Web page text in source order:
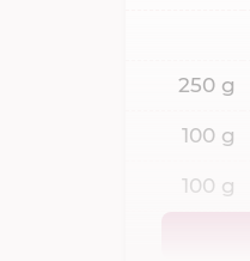
250 g
100 g
100 g